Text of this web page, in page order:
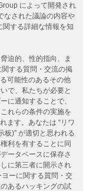
によって開発され
なされた議論の内容や
する詳細な情報を知
迫的、性的指向、ま
する質問・交流の掲
可能性のあるその他
で、私たちが必要と
に通知することで、
れらの条件の実施を
ます。あなたは “リワ
板)” が適切と思われる
利を有することに同
ータベースに保存さ
に第三者に開示され
ーに関する質問・交
あるハッキングの試